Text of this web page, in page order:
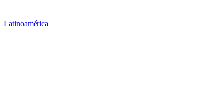
Latinoamérica